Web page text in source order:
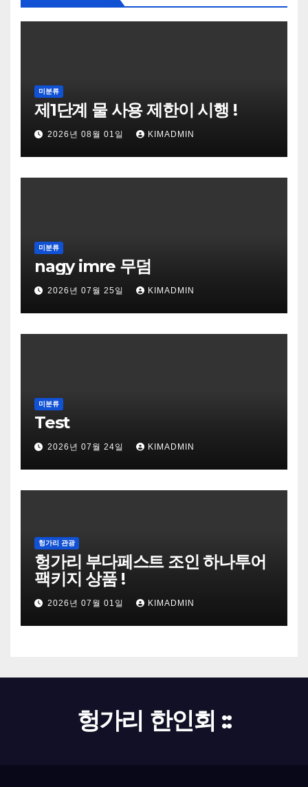
미분류
제1단계 물 사용 제한이 시행 !
2026년 08월 01일 KIMADMIN
미분류
nagy imre 무덤
2026년 07월 25일 KIMADMIN
미분류
Test
2026년 07월 24일 KIMADMIN
헝가리 관광
헝가리 부다페스트 조인 하나투어
팩키지 상품 !
2026년 07월 01일 KIMADMIN
헝가리 한인회 ::